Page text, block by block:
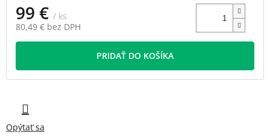
99 € / ks
80,49 € bez DPH
Jednotková
PRIDAŤ DO KOŠÍKA
Opýtať sa